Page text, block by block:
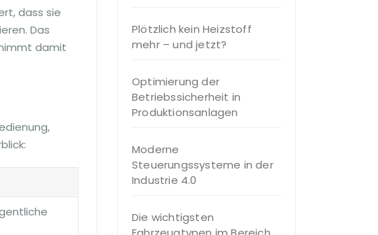
dass sie
Das
damit
Plötzlich kein Heizstoff
mehr – und jetzt?
Optimierung der
Betriebssicherheit in
Produktionsanlagen
Moderne
Steuerungssysteme in der
Industrie 4.0
Die wichtigsten